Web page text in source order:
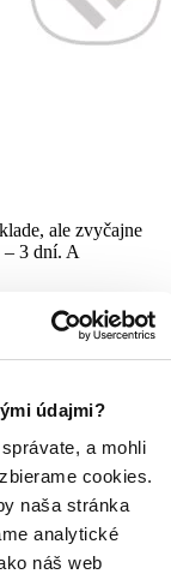
údajmi?
a mohli
cookies.
naša stránka
analytické
náš web
ale zvyčajne
– 3 dní. A
vypátra!